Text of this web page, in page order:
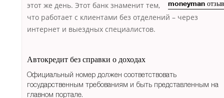
этот же день.
moneyman
Этот банк знаменит тем,
что работает с клиентами без отделений – через
интернет и выездных специалистов.
Автокредит без справки о доходах
Официальный номер должен соответствовать
государственным требованиям и быть представленным на
главном портале.